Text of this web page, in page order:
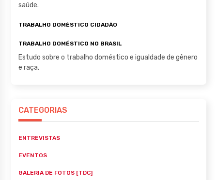
saúde.
TRABALHO DOMÉSTICO CIDADÃO
TRABALHO DOMÉSTICO NO BRASIL
Estudo sobre o trabalho doméstico e igualdade de gênero
e raça.
CATEGORIAS
ENTREVISTAS
EVENTOS
GALERIA DE FOTOS [TDC]